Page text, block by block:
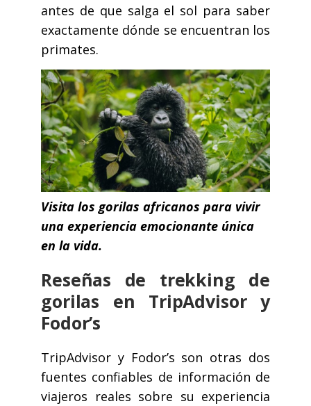
antes de que salga el sol para saber
exactamente dónde se encuentran los
primates.
Visita los gorilas africanos para vivir
una experiencia emocionante única
en la vida.
Reseñas de trekking de
gorilas en TripAdvisor y
Fodor’s
TripAdvisor y Fodor’s son otras dos
fuentes confiables de información de
viajeros reales sobre su experiencia